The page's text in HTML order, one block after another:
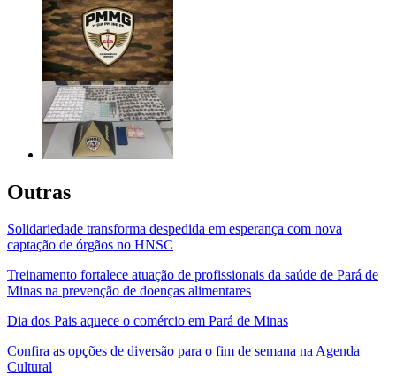
Outras
Solidariedade transforma despedida em esperança com nova
captação de órgãos no HNSC
Treinamento fortalece atuação de profissionais da saúde de Pará de
Minas na prevenção de doenças alimentares
Dia dos Pais aquece o comércio em Pará de Minas
Confira as opções de diversão para o fim de semana na Agenda
Cultural